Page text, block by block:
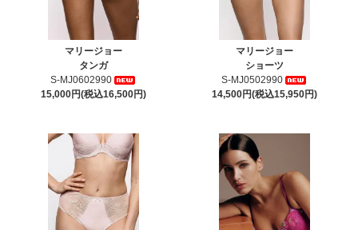
マリージョー
タンガ
S-MJ0602990
15,000円(税込16,500円)
マリージョー
ショーツ
S-MJ0502990
14,500円(税込15,950円)